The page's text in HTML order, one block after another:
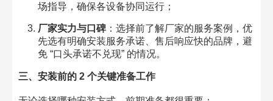
场指导，确保各设备协同运行；
厂家实力与口碑：选择前了解厂家的服务案例，优
先选有明确安装服务承诺、售后响应快的品牌，避
免 “口头承诺不兑现” 的情况。
三、安装前的 2 个关键准备工作